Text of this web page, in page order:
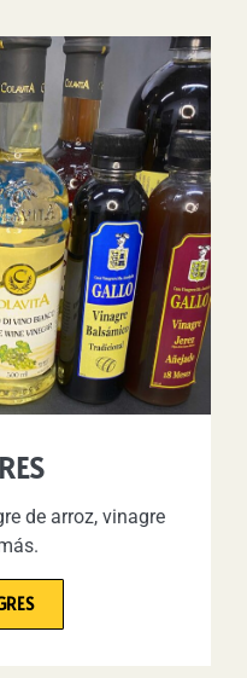
de arroz, vinagre